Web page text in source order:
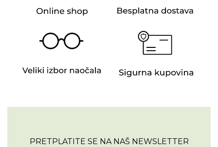
PRETPLATITE SE NA NAŠ NEWSLETTER